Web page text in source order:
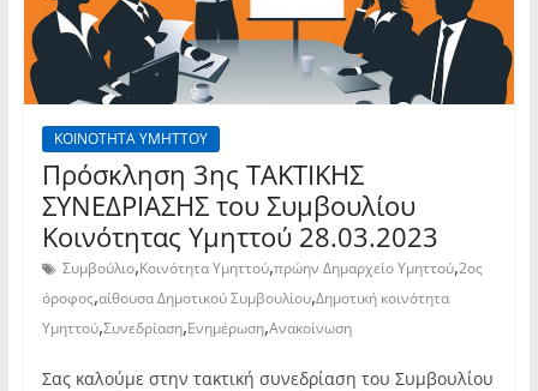
ΚΟΙΝΟΤΗΤΑ ΥΜΗΤΤΟΥ
Πρόσκληση 3ης TAKTIKHΣ
ΣΥΝΕΔΡΙΑΣΗΣ του Συμβουλίου
Κοινότητας Υμηττού 28.03.2023
Συμβούλιο,Κοινότητα Υμηττού,πρώην Δημαρχείο Υμηττού,2ος
όροφος,αίθουσα Δημοτικού Συμβουλίου,Δημοτική κοινότητα
Υμηττού,Συνεδρίαση,Ενημέρωση,Ανακοίνωση
Σας καλούμε στην τακτική συνεδρίαση του Συμβουλίου